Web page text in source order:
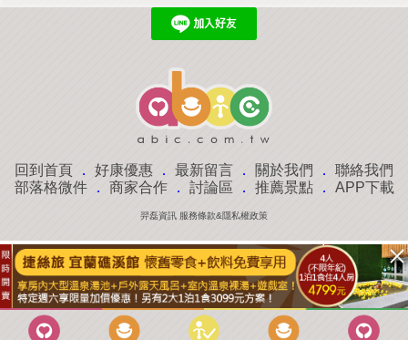
回到首頁 ． 好康優惠 ． 最新留言 ． 關於我們 ． 聯絡我們
部落格微件． 商家合作． 討論區 ． 推薦景點． APP下載
羿磊資訊 服務條款&隱私權政策